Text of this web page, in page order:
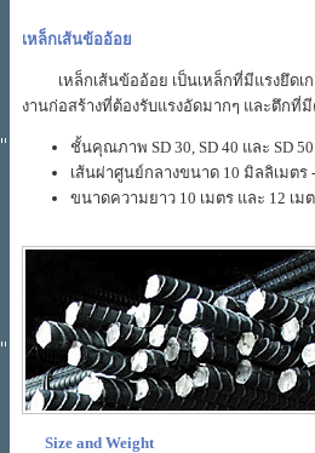
เหล็กเส้นข้ออ้อย
เหล็กเส้นข้ออ้อย เป็นเหล็กที่มีแรงยึดเก
งานก่อสร้างที่ต้องรับแรงอัดมากๆ และตึกที่
ชั้นคุณภาพ SD 30, SD 40 และ SD 50
เส้นผ่าศูนย์กลางขนาด 10 มิลลิเมตร
ขนาดความยาว 10 เมตร และ 12 เม
Size and Weight